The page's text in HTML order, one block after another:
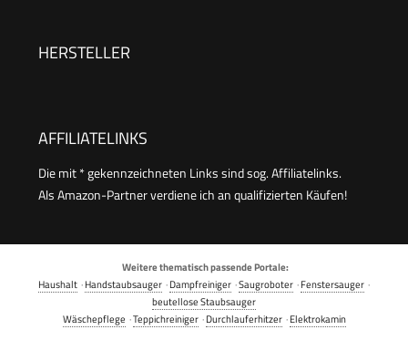
HERSTELLER
AFFILIATELINKS
Die mit * gekennzeichneten Links sind sog. Affiliatelinks.
Als Amazon-Partner verdiene ich an qualifizierten Käufen!
Weitere thematisch passende Portale:
Haushalt ·Handstaubsauger ·Dampfreiniger ·Saugroboter ·Fenstersauger ·
beutellose Staubsauger
Wäschepflege ·Teppichreiniger·Durchlauferhitzer·Elektrokamin